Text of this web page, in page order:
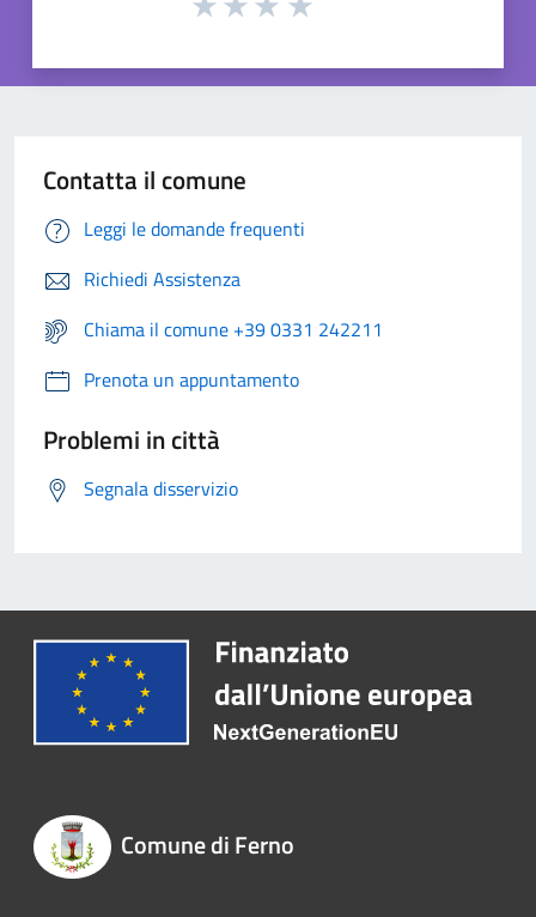
Contatta il comune
Leggi le domande frequenti
Richiedi Assistenza
Chiama il comune +39 0331 242211
Prenota un appuntamento
Problemi in città
Segnala disservizio
Comune di Ferno